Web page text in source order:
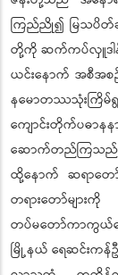
ကြည်ညို၍ မြသပိတ်ဆွမ်
တို့ကို ဆက်ကပ်လှူဒါ
ယင်းနောက် အစီအ
နမောတဿသုံးကြိ
ကျောင်းတိုက်ပ
ဆောက်တည်ကြသည်
ထို့နောက် ဆရာတော်
တရားတော်များကို
တပ်မတော်ကာကွယ်ရ
မြို့နယ် ရေဆင်းကန်ဦ